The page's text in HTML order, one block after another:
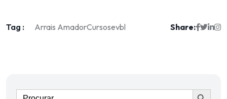
Tag : Arrais AmadorCursosevbl Share:
Ir